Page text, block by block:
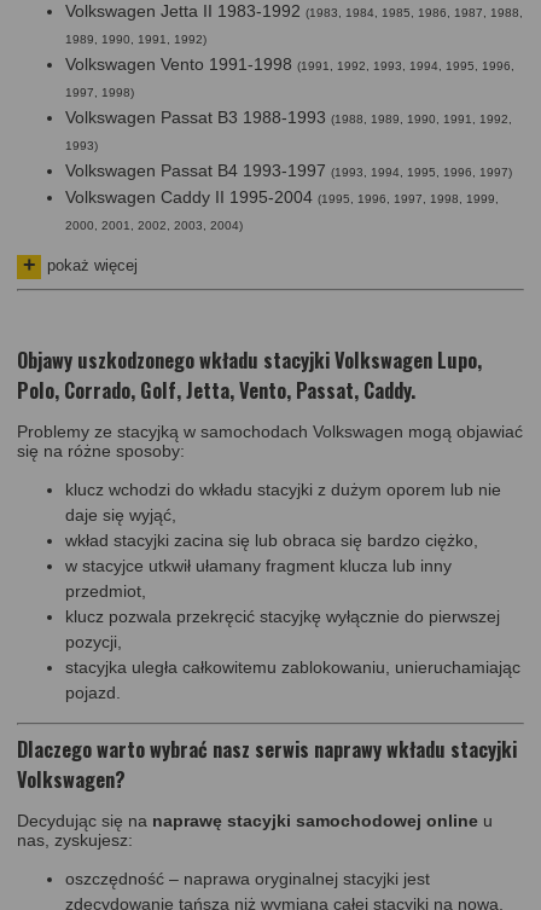
Volkswagen Jetta II 1983-1992 (1983, 1984, 1985, 1986, 1987, 1988,
1989, 1990, 1991, 1992)
Volkswagen Vento 1991-1998 (1991, 1992, 1993, 1994, 1995, 1996,
1997, 1998)
Volkswagen Passat B3 1988-1993 (1988, 1989, 1990, 1991, 1992,
1993)
Volkswagen Passat B4 1993-1997 (1993, 1994, 1995, 1996, 1997)
Volkswagen Caddy II 1995-2004 (1995, 1996, 1997, 1998, 1999,
2000, 2001, 2002, 2003, 2004)
pokaż więcej
Objawy uszkodzonego wkładu stacyjki Volkswagen Lupo,
Polo, Corrado, Golf, Jetta, Vento, Passat, Caddy.
Problemy ze stacyjką w samochodach Volkswagen mogą objawiać
się na różne sposoby:
klucz wchodzi do wkładu stacyjki z dużym oporem lub nie
daje się wyjąć,
wkład stacyjki zacina się lub obraca się bardzo ciężko,
w stacyjce utkwił ułamany fragment klucza lub inny
przedmiot,
klucz pozwala przekręcić stacyjkę wyłącznie do pierwszej
pozycji,
stacyjka uległa całkowitemu zablokowaniu, unieruchamiając
pojazd.
Dlaczego warto wybrać nasz serwis naprawy wkładu stacyjki
Volkswagen?
Decydując się na naprawę stacyjki samochodowej online u
nas, zyskujesz:
oszczędność – naprawa oryginalnej stacyjki jest
zdecydowanie tańsza niż wymiana całej stacyjki na nową,